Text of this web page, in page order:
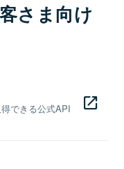
さま向け
できる公式API